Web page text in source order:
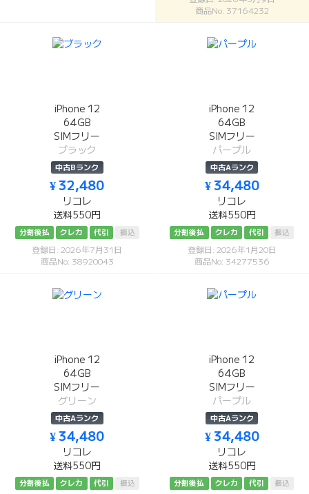
商品No: 37164232
iPhone 12
64GB
SIMフリー
ブラック
中古Bランク
¥ 32,480
リコレ
送料550円
分割後払 クレカ 代引 振込
登録日: 2026年7月31日
商品No: 38920043
iPhone 12
64GB
SIMフリー
パープル
中古Aランク
¥ 34,480
リコレ
送料550円
分割後払 クレカ 代引 振込
登録日: 2026年1月20日
商品No: 34277536
iPhone 12
64GB
SIMフリー
グリーン
中古Aランク
¥ 34,480
リコレ
送料550円
分割後払 クレカ 代引 振込
iPhone 12
64GB
SIMフリー
パープル
中古Aランク
¥ 34,480
リコレ
送料550円
分割後払 クレカ 代引 振込